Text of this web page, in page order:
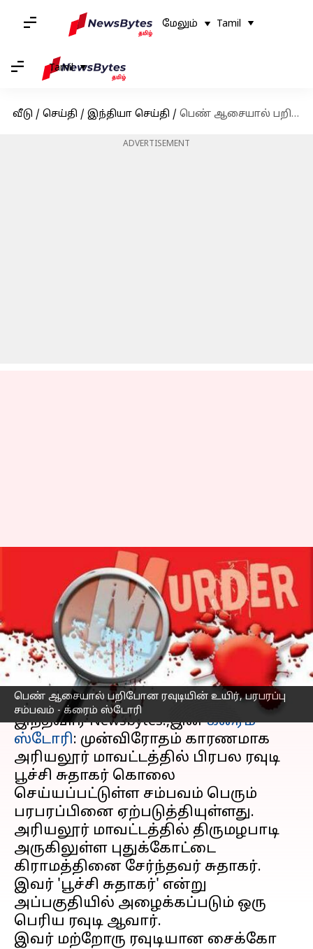
மேலும் Tamil
Tamil
வீடு / செய்தி / இந்தியா செய்தி / பெண் ஆசையால் பறிபோன ரவுடியின் உயிர், பரபரப்பு சம்பவம் - க்ரைம் ஸ்டோரி
ADVERTISEMENT
பெண் ஆசையால் பறிபோன ரவுடியின் உயிர், பரபரப்பு
சம்பவம் - க்ரைம் ஸ்டோரி
பெண் ஆசையால்
பறிபோன ரவுடியின்
உயிர், பரபரப்பு சம்பவம் -
க்ரைம் ஸ்டோரி
எழுதியவர் Nivetha P Sep 10, 2023 07:15 pm
செய்தி முன்னோட்டம்
இந்தவார Newsbytes.,இன்க்ரைம்
ஸ்டோரி: முன்விரோதம் காரணமாக
அரியலூர் மாவட்டத்தில் பிரபல ரவுடி
பூச்சி சுதாகர் கொலை
செய்யப்பட்டுள்ள சம்பவம் பெரும்
பரபரப்பினை ஏற்படுத்தியுள்ளது.
அரியலூர் மாவட்டத்தில் திருமழபாடி
அருகிலுள்ள புதுக்கோட்டை
கிராமத்தினை சேர்ந்தவர் சுதாகர்.
இவர் 'பூச்சி சுதாகர்' என்று
அப்பகுதியில் அழைக்கப்படும் ஒரு
பெரிய ரவுடி ஆவார்.
இவர் மற்றோரு ரவுடியான சைக்கோ